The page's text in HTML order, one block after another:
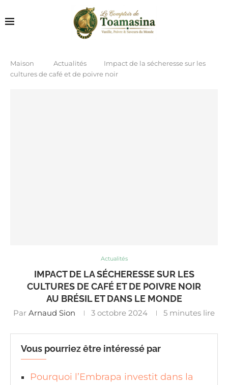
Maison Actualités
Impact de la sécheresse sur les
cultures de café et de poivre noir
Actualités
IMPACT DE LA SÉCHERESSE SUR LES
CULTURES DE CAFÉ ET DE POIVRE NOIR
AU BRÉSIL ET DANS LE MONDE
Par Arnaud Sion 3 octobre 2024 5 minutes lire
Vous pourriez être intéressé par
Pourquoi l’Embrapa investit dans la